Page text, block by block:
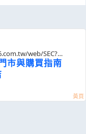
web/SEC?
市與購買指南